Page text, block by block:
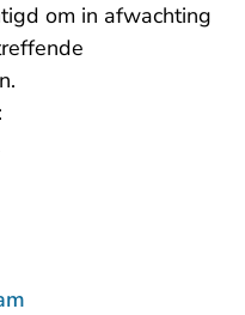
om in afwachting